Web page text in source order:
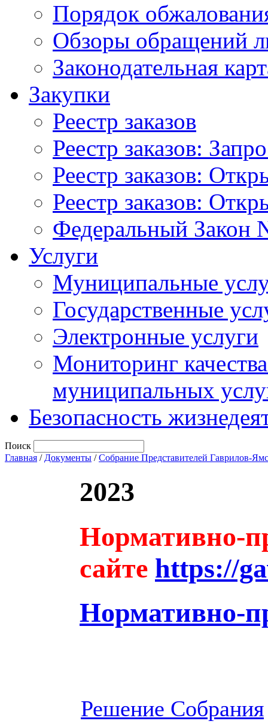
Порядок
Обзоры обращений
Законодательная
Закупки
Реестр заказов
Реестр заказов:
Реестр заказов:
Реестр заказов:
Федеральный Закон
Услуги
Муниципальные
Государственные
Электронные услуги
Мониторинг
муниципальных
Безопасность
Поиск
Главная / Документы /Собрание Представителей Гаврилов-
2023
Нормативно-
сайте https://
Нормативно-
Решение Собрания